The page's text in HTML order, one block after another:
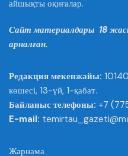
айшықты оқиғалар.
Сайт материалдары 18
арналған.
Редакция мекенжайы:
көшесі, 13-үй, 1-қабат.
Байланыс телефоны: +7
E-mail:
Жарнама